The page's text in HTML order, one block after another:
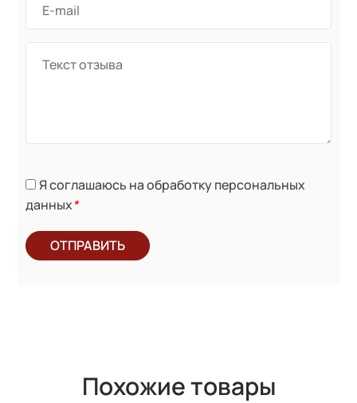
Я соглашаюсь на обработку персональных
данных*
ОТПРАВИТЬ
Похожие товары